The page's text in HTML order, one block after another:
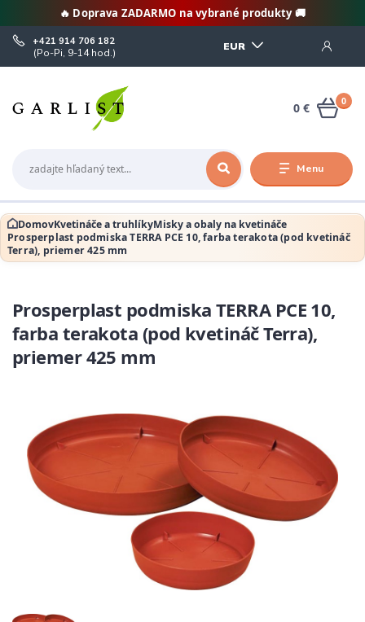
🔥 Doprava ZADARMO na vybrané produkty 🚚
Menu
EUR
+421 914 706 182
(Po-Pi, 9-14 hod.)
0
0 €
DomovKvetináče a truhlíkyMisky a obaly na kvetináče
Prosperplast podmiska TERRA PCE 10, farba terakota (pod kvetináč
Terra), priemer 425 mm
Prosperplast podmiska TERRA PCE 10,
farba terakota (pod kvetináč Terra),
priemer 425 mm